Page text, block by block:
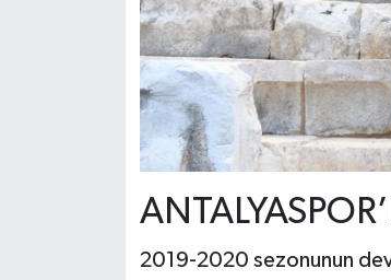
2019-2020 sezonunun